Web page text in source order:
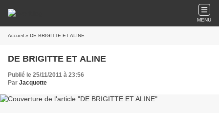
MENU
Accueil » DE BRIGITTE ET ALINE
DE BRIGITTE ET ALINE
Publié le 25/11/2011 à 23:56
Par Jacquotte